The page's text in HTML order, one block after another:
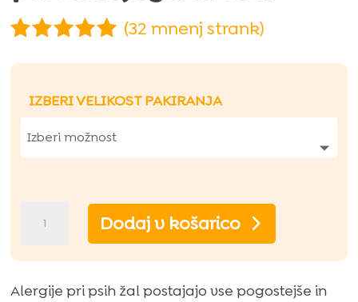
z
5 na
podlagi
ocene
strank
(32 mnenj strank)
IZBERI VELIKOST PAKIRANJA
hipoalargena
suha
hrana
Dodaj v košarico
Alergije pri psih žal postajajo vse pogostejše in